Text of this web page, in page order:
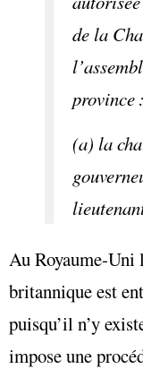
de la
province :
(a) la
Au Royaume-Uni
britannique est
puisqu’il n’y
impose une